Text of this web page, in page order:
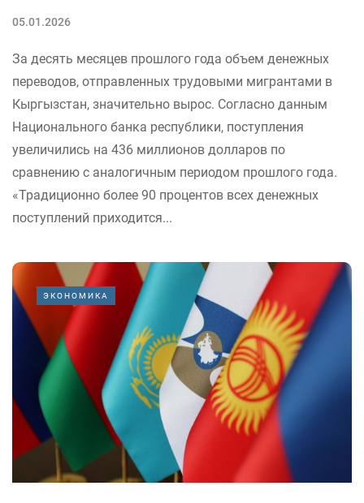
05.01.2026
За десять месяцев прошлого года объем денежных
переводов, отправленных трудовыми мигрантами в
Кыргызстан, значительно вырос. Согласно данным
Национального банка республики, поступления
увеличились на 436 миллионов долларов по
сравнению с аналогичным периодом прошлого года.
«Традиционно более 90 процентов всех денежных
поступлений приходится...
ЭКОНОМИКА